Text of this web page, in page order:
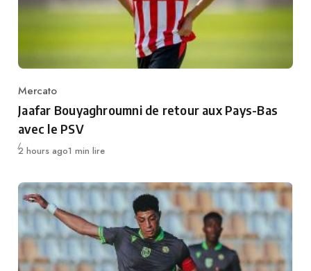
Category
Mercato
Jaafar Bouyaghroumni de retour aux Pays-Bas
avec le PSV
Publié
2 hours ago1 min lire